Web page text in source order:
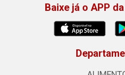
Baixe já o APP